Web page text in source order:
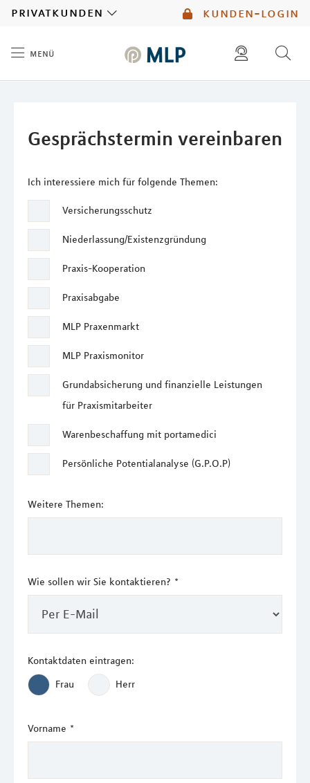
kunden-login
privatkunden
menü
Gesprächstermin vereinbaren
Ich interessiere mich für folgende Themen:
Versicherungsschutz
Niederlassung/Existenzgründung
Praxis-Kooperation
Praxisabgabe
MLP Praxenmarkt
MLP Praxismonitor
Grundabsicherung und finanzielle Leistungen
für Praxismitarbeiter
Warenbeschaffung mit portamedici
Persönliche Potentialanalyse (G.P.O.P)
Weitere Themen:
Wie sollen wir Sie kontaktieren? *
Kontaktdaten eintragen:
Frau
Herr
Vorname *